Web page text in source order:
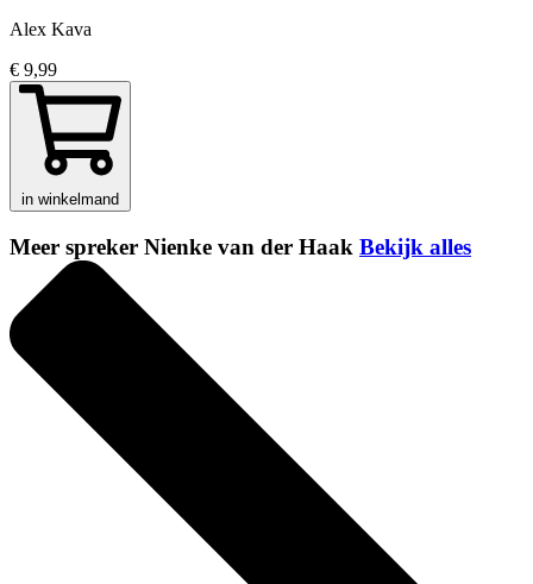
Alex Kava
€ 9,99
in winkelmand
Meer spreker Nienke van der Haak Bekijk alles